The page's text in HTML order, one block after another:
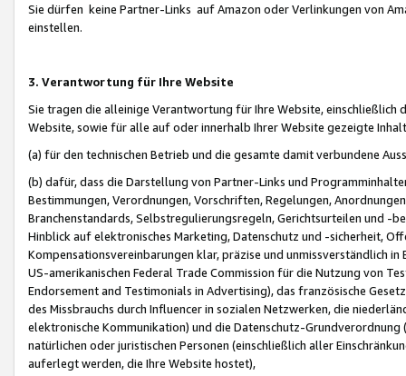
Sie dürfen keine Partner-Links auf Amazon oder Verlinkungen von
einstellen.
3. Verantwortung für Ihre Website
Sie tragen die alleinige Verantwortung für Ihre Website,
Website, sowie für alle auf oder innerhalb Ihrer Website gezeigte
(a) für den technischen Betrieb und die gesamte damit verbundene
(b) dafür, dass die Darstellung von Partner-Links und
Bestimmungen, Verordnungen, Vorschriften, Regelungen,
Branchenstandards, Selbstregulierungsregeln, Gerichtsurteilen und -
Hinblick auf elektronisches Marketing, Datenschutz und -sicherheit,
Kompensationsvereinbarungen klar, präzise und unmissverständlich
US-amerikanischen Federal Trade Commission für die Nutzung von
Endorsement and Testimonials in Advertising), das französische
des Missbrauchs durch Influencer in sozialen Netzwerken, die
elektronische Kommunikation) und die Datenschutz-
natürlichen oder juristischen Personen (einschließlich aller
auferlegt werden, die Ihre Website hostet),